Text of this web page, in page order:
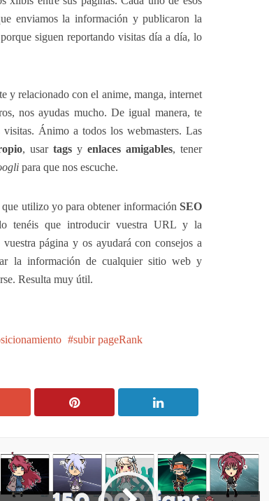
enviamos la información y publicaron la
siguen reportando visitas día a día, lo
y relacionado con el anime, manga, internet
nos ayudas mucho. De igual manera, te
Ánimo a todos los webmasters. Las
, usar tagsyenlaces amigables, tener
para que nos escuche.
utilizo yo para obtener información SEO
tenéis que introducir vuestra URL y la
vuestra página y os ayudará con consejos a
la información de cualquier sitio web y
Resulta muy útil.
subir pageRank